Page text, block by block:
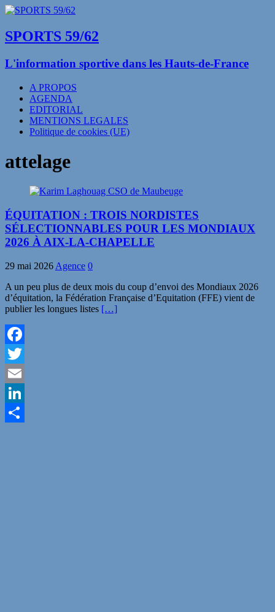
SPORTS 59/62
L'information sportive dans les Hauts-de-France
A PROPOS
AGENDA
EDITORIAL
MENTIONS LEGALES
Politique de cookies (UE)
attelage
ÉQUITATION : TROIS NORDISTES
SÉLECTIONNABLES POUR LES MONDIAUX
2026 À AIX-LA-CHAPELLE
29 mai 2026 Agence 0
A un peu plus de deux mois du coup d’envoi des Mondiaux 2026
d’équitation, la Fédération Française d’Equitation (FFE) vient de
publier les longues listes […]
Facebook
Twitter
Email
LinkedIn